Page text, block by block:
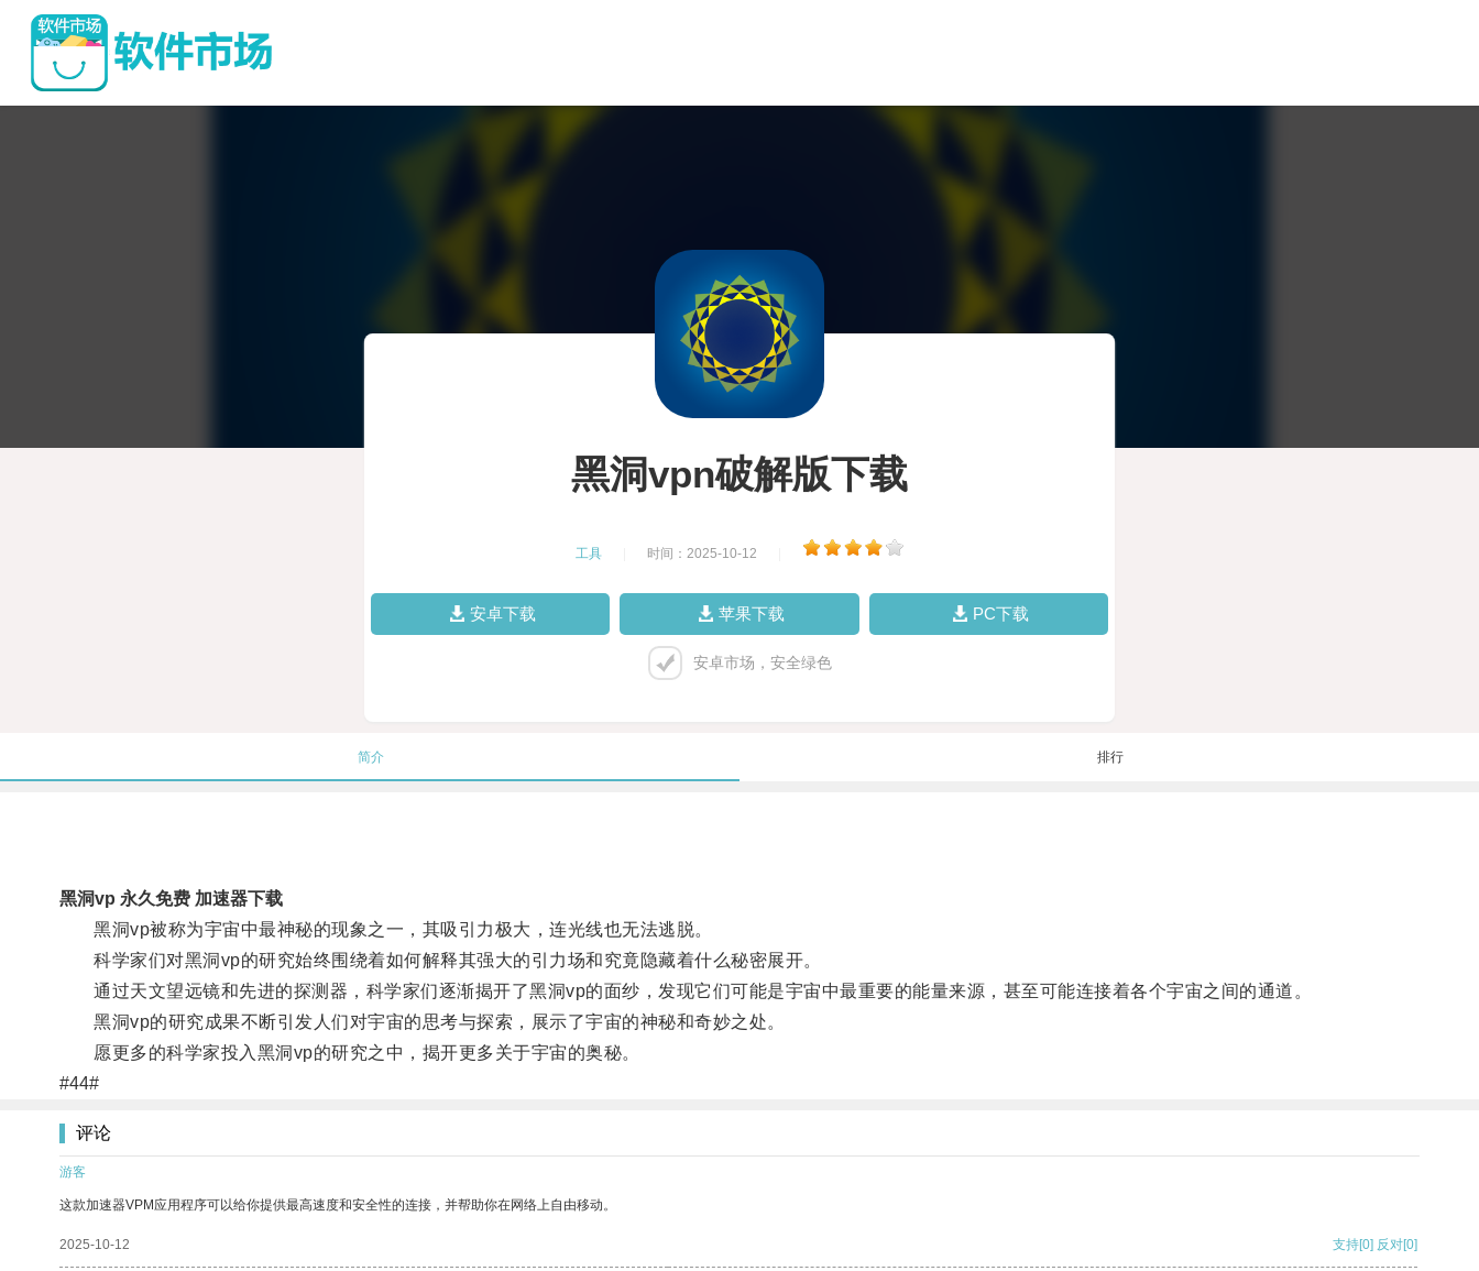
黑洞vpn破解版下载
工具 时间：2025-10-12
安卓下载 苹果下载 PC下载
安卓市场，安全绿色
简介 排行
黑洞vp 永久免费 加速器下载
黑洞vp被称为宇宙中最神秘的现象之一，其吸引力极大，连光线也无法逃脱。
科学家们对黑洞vp的研究始终围绕着如何解释其强大的引力场和究竟隐藏着什么秘密展开。
通过天文望远镜和先进的探测器，科学家们逐渐揭开了黑洞vp的面纱，发现它们可能是宇宙中最重要的能量来源，甚至可能连接着各个宇宙之间的通道。
黑洞vp的研究成果不断引发人们对宇宙的思考与探索，展示了宇宙的神秘和奇妙之处。
愿更多的科学家投入黑洞vp的研究之中，揭开更多关于宇宙的奥秘。
#44#
评论
游客
这款加速器VPM应用程序可以给你提供最高速度和安全性的连接，并帮助你在网络上自由移动。
2025-10-12 支持[0] 反对[0]